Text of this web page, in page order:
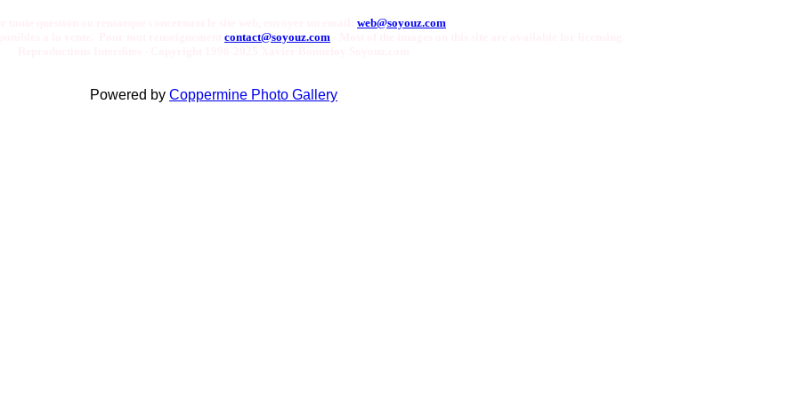
web@soyouz.com
contact@soyouz.com
Powered by Coppermine Photo Gallery